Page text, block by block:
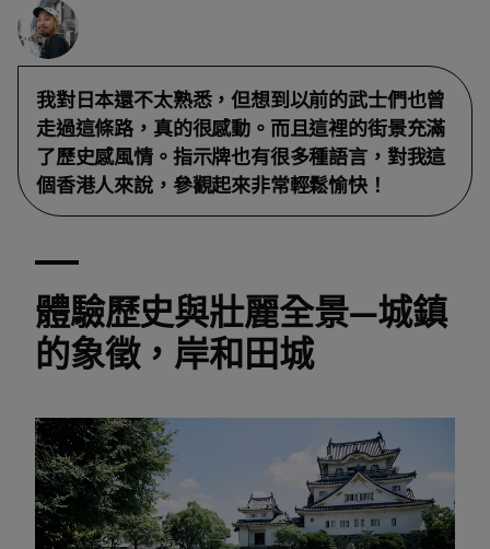
我對日本還不太熟悉，但想到以前的武士們也曾
走過這條路，真的很感動。而且這裡的街景充滿
了歷史感風情。指示牌也有很多種語言，對我這
個香港人來說，參觀起來非常輕鬆愉快！
體驗歷史與壯麗全景—城鎮
的象徵，岸和田城